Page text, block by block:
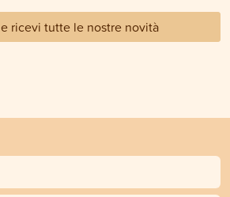
ricevi tutte le nostre novità